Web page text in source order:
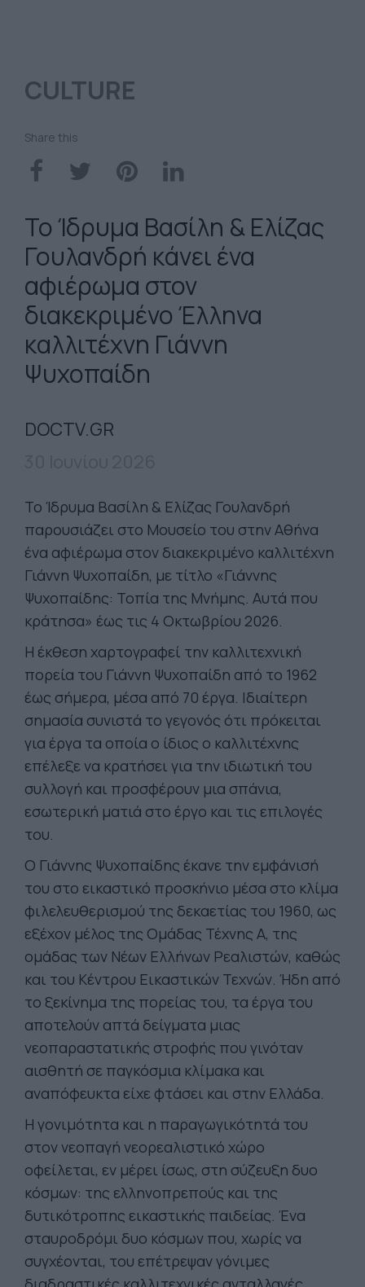
CULTURE
Share this
Το Ίδρυμα Βασίλη & Ελίζας
Γουλανδρή κάνει ένα
αφιέρωμα στον
διακεκριμένο Έλληνα
καλλιτέχνη Γιάννη
Ψυχοπαίδη
DOCTV.GR
Το Ίδρυμα Βασίλη & Ελίζας Γουλανδρή
παρουσιάζει στο Μουσείο του στην Αθήνα
ένα αφιέρωμα στον διακεκριμένο καλλιτέχνη
Γιάννη Ψυχοπαίδη, με τίτλο «Γιάννης
Ψυχοπαίδης: Τοπία της Μνήμης. Αυτά που
κράτησα» έως τις 4 Οκτωβρίου 2026.
Η έκθεση χαρτογραφεί την καλλιτεχνική
πορεία του Γιάννη Ψυχοπαίδη από το 1962
έως σήμερα, μέσα από 70 έργα. Ιδιαίτερη
σημασία συνιστά το γεγονός ότι πρόκειται
για έργα τα οποία ο ίδιος ο καλλιτέχνης
επέλεξε να κρατήσει για την ιδιωτική του
συλλογή και προσφέρουν μια σπάνια,
εσωτερική ματιά στο έργο και τις επιλογές
του.
Ο Γιάννης Ψυχοπαίδης έκανε την εμφάνισή
του στο εικαστικό προσκήνιο μέσα στο κλίμα
φιλελευθερισμού της δεκαετίας του 1960, ως
εξέχον μέλος της Ομάδας Τέχνης Α, της
ομάδας των Νέων Ελλήνων Ρεαλιστών, καθώς
και του Κέντρου Εικαστικών Τεχνών. Ήδη από
το ξεκίνημα της πορείας του, τα έργα του
αποτελούν απτά δείγματα μιας
νεοπαραστατικής στροφής που γινόταν
αισθητή σε παγκόσμια κλίμακα και
αναπόφευκτα είχε φτάσει και στην Ελλάδα.
Η γονιμότητα και η παραγωγικότητά του
στον νεοπαγή νεορεαλιστικό χώρο
οφείλεται, εν μέρει ίσως, στη σύζευξη δυο
κόσμων: της ελληνοπρεπούς και της
δυτικότροπης εικαστικής παιδείας. Ένα
σταυροδρόμι δυο κόσμων που, χωρίς να
συγχέονται, του επέτρεψαν γόνιμες